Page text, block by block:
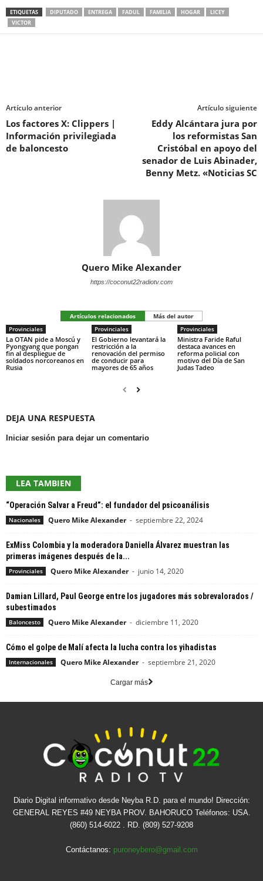
ETIQUETAS DIPUTADO ENTREGA FADUL FAMILIA HOGAR
LICEY
VICTOR
Artículo anterior
Los factores X: Clippers |
Información privilegiada
de baloncesto
Artículo siguiente
Eddy Alcántara jura por
los reformistas San
Cristóbal en apoyo del
senador de Luis Abinader,
Benny Metz. «Noticias SC
Quero Mike Alexander
https://coconut22radiotv.com
Artículos relacionados
Más del autor
Provinciales
La OTAN pide a Moscú y
Pyongyang que pongan
fin al despliegue de
soldados norcoreanos en
Rusia
Provinciales
El Gobierno levantará la
restricción a la
renovación del permiso
de conducir para
mayores de 65 años
Provinciales
Ministra Faride Raful
destaca avances en
reforma policial con
motivo del Día de San
Judas Tadeo
DEJA UNA RESPUESTA
Iniciar sesión para dejar un comentario
LEA TAMBIEN
“Operación Salvar a Freud”: el fundador del psicoanálisis
Nacionales Quero Mike Alexander - septiembre 22, 2024
ExMiss Colombia y la moderadora Daniella Álvarez muestran las
primeras imágenes después de la...
Provinciales Quero Mike Alexander - junio 14, 2020
Damian Lillard, Paul George entre los jugadores más sobrevalorados /
subestimados
Baloncesto Quero Mike Alexander - diciembre 11, 2020
Cómo el golpe de Malí afecta la lucha contra los yihadistas
Internacionales Quero Mike Alexander - septiembre 21, 2020
Cargar más
Diario Digital informativo desde Neyba R.D. para el mundo! Dirección:
GENERAL REYES #49 NEYBA PROV. BAHORUCO Teléfonos: USA.
(860) 514-6022 . RD. (809) 527-9208
Contáctanos: puroneybero@gmail.com